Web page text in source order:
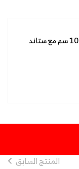
ساعة خشب مكتبية مربعة امريكي قطر 10 سم مع ستاند
المنتج السابق